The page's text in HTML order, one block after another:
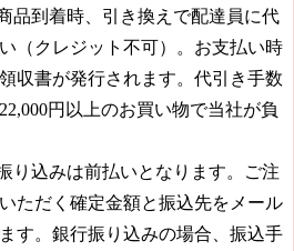
品到着時、引き換えで配達員に代
（クレジット不可）。お支払い時
収書が発行されます。代引き手数
22,000円 以上のお買い物で当社が負
り込みは前払いとなります。ご注
ただく確定金額と振込先をメール
す。銀行振り込みの場合、振込手